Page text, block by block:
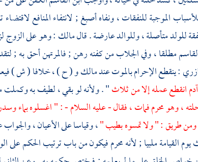
الموجبة للنفقات ، ونفاهأصبغ; لانتفاء المنافع
للولد متأصلة ، وللوالد عارضة . قالمالك: وهو على الزوج
مطلقا ، وفي الجلاب من كفنه رهن ; فالمرتهن أحق به ;
: ينقطع الإحرام بالموت عندمالكو ( ح ) ، خلافا ( ش )
آدم انقطع عمله إلا من ثلاث" . ولأنه لو بقي ، لطيف به وكملت
، وهو محرم فمات ، فقال - عليه السلام - : " اغسلوه بماء
- ومن طريق : " ولا تمسوه بطيب "، وقياسا على الأعيان ،
القيامة ملبيا ; لأنه محرم فيكون من باب ترتيب الحكم